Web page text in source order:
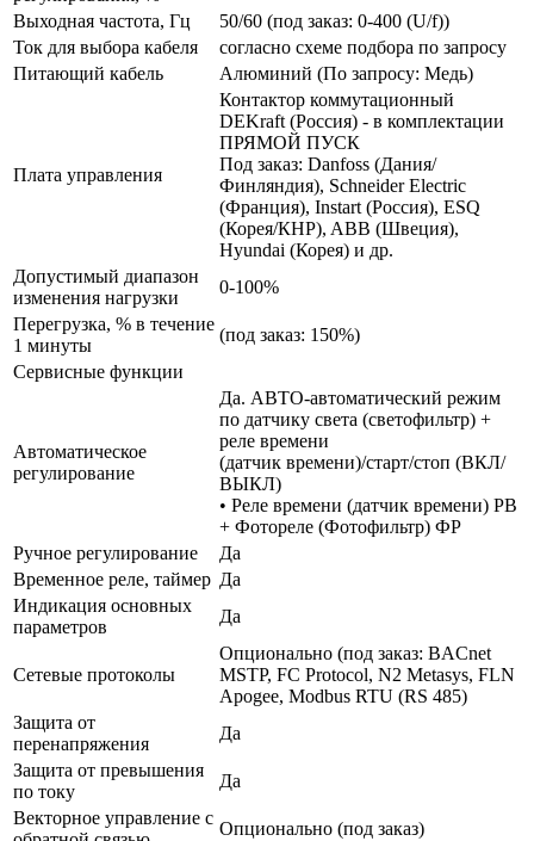
Выходная частота, Гц
50/60 (под заказ: 0-400 (U/f))
Ток для выбора кабеля
согласно схеме подбора по запросу
Питающий кабель
Алюминий (По запросу: Медь)
Плата управления
Контактор коммутационный
DEKraft (Россия) - в комплектации
ПРЯМОЙ ПУСК
Под заказ: Danfoss (Дания/
Финляндия), Schneider Electric
(Франция), Instart (Россия), ESQ
(Корея/КНР), ABB (Швеция),
Hyundai (Корея) и др.
Допустимый диапазон
изменения нагрузки
0-100%
Перегрузка, % в течение
1 минуты
(под заказ: 150%)
Сервисные функции
Автоматическое
регулирование
Да. АВТО-автоматический режим
по датчику света (светофильтр) +
реле времени
(датчик времени)/старт/стоп (ВКЛ/
ВЫКЛ)
• Реле времени (датчик времени) РВ
+ Фотореле (Фотофильтр) ФР
Ручное регулирование
Да
Временное реле, таймер Да
Индикация основных
параметров
Да
Сетевые протоколы
Опционально (под заказ: BACnet
MSTP, FC Protocol, N2 Metasys, FLN
Apogee, Modbus RTU (RS 485)
Защита от
перенапряжения
Да
Защита от превышения
по току
Да
Векторное управление с
Опционально (под заказ)